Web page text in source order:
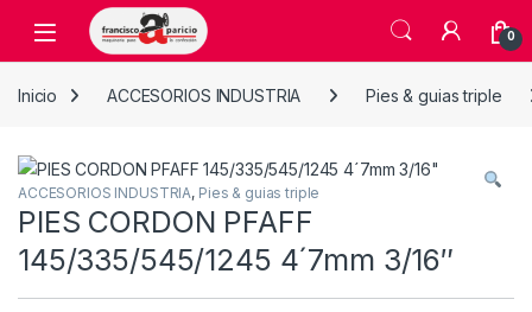
Skip to navigation
Skip to content
Open 0
Inicio ACCESORIOS INDUSTRIA Pies & guias triple
ACCESORIOS INDUSTRIA, Pies & guias triple
PIES CORDON PFAFF
145/335/545/1245 4´7mm 3/16″